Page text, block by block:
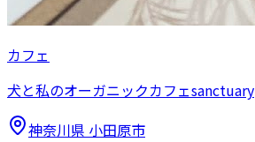
カフェ
犬と私のオーガニックカフェsanctuary
神奈川県 小田原市